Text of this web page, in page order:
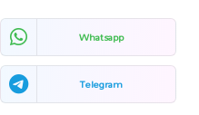
Whatsapp
Telegram